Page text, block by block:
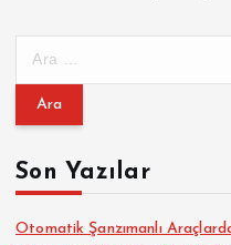
m
:Son Yazılar
Otomatik Şanzımanlı